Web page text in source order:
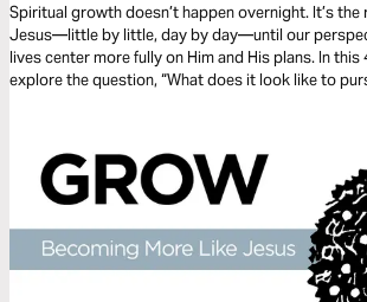
Fruit and Live Unhurried
Spiritual growth doesn’t happen overnight. It’s
Jesus—little by little, day by day—until our
lives center more fully on Him and His plans. In this
explore the question, “What does it look like to